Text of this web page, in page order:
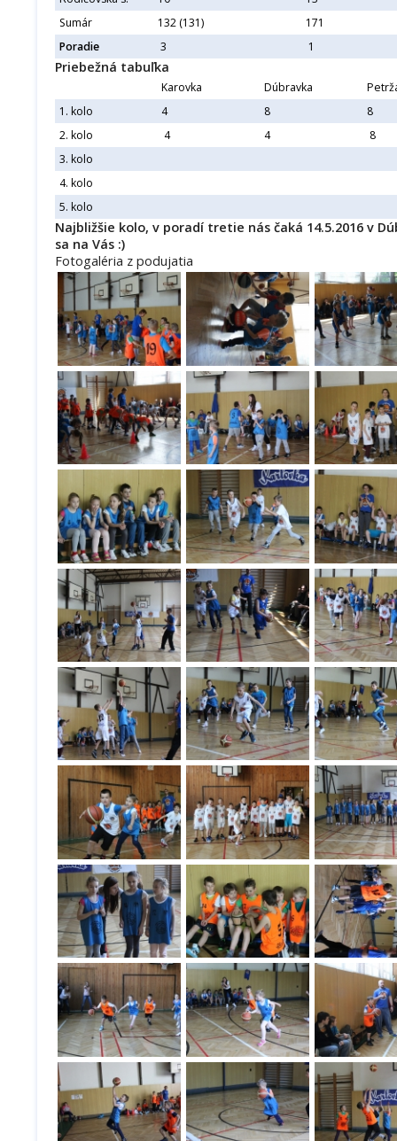
Sumár
132 (131)
171
Poradie
3 1
Priebežná tabuľka
Karovka Dúbravka
1. kolo
4 8
8
2. kolo
4 4
8
3. kolo
4. kolo
5. kolo
Najbližšie kolo, v poradí tretie nás čaká 14.5.2016 v
sa na Vás :)
Fotogaléria z podujatia